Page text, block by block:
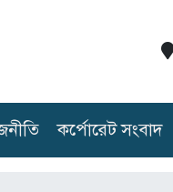
কর্পোরেট সংবাদ